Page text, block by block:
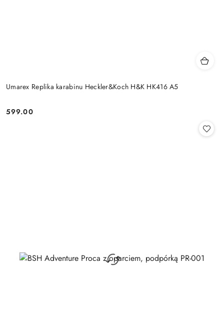
Umarex Replika karabinu Heckler&Koch H&K HK416 A5
Cena:
599.00